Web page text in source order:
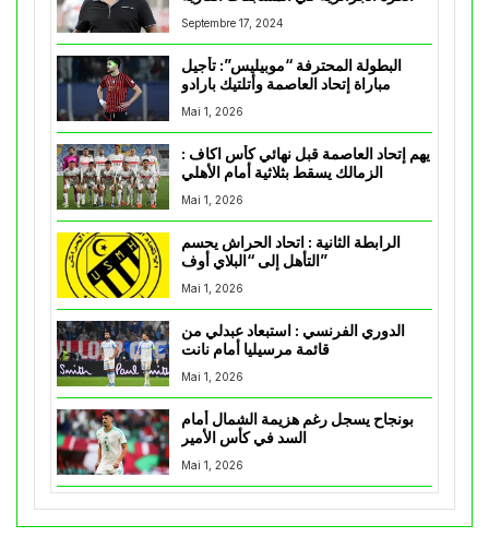
Septembre 17, 2024
البطولة المحترفة “موبيليس”: تأجيل
مباراة إتحاد العاصمة وأتلتيك بارادو
Mai 1, 2026
يهم إتحاد العاصمة قبل نهائي كأس اكاف :
Mai 1, 2026
الرابطة الثانية : اتحاد الحراش يحسم
التأهل إلى “البلاي أوف”
Mai 1, 2026
الدوري الفرنسي : استبعاد عبدلي من
قائمة مرسيليا أمام نانت
Mai 1, 2026
بونجاح يسجل رغم هزيمة الشمال أمام
السد في كأس الأمير
Mai 1, 2026